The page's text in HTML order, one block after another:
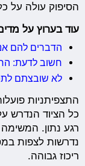
הסיפוק עולה על
עוד בערוץ על
הדברים להם
חשוב לדעת:
לא שובצתם
התצפיתניות
כל הציוד הנדרש
רגע נתון.
נדרשות לצפות
ריכוז גבוהה.